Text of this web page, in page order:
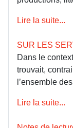
Lire la suite...
SUR LES
Dans le
trouvait,
l’ensemble
Lire la suite...